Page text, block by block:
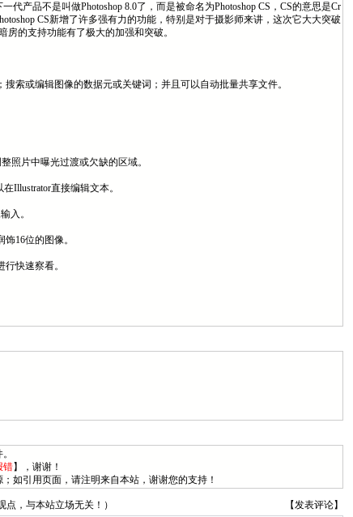
产品不是叫做Photoshop 8.0了，而是被命名为Photoshop CS，CS的意思是Cr
CS新增了许多强有力的功能，特别是对于摄影师来讲，这次它大大突破
房的支持功能有了极大的加强和突破。
索或编辑图像的数据元或关键词；并且可以自动批量共享文件。
。
整照片中曝光过渡或欠缺的区域。
在Illustrator直接编辑文本。
像输入。
润饰16位的图像。
进行快速察看。
错】，谢谢！
如引用页面，请注明来自本站，谢谢您的支持！
点，与本站立场无关！） 【发表评论】